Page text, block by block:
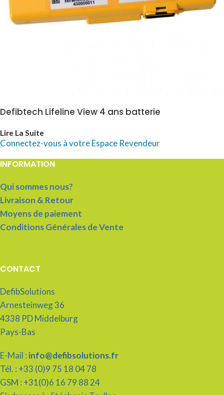
Defibtech Lifeline View 4 ans batterie
Lire La Suite
Connectez-vous à votre Espace Revendeur
INFORMATION
Qui sommes nous?
Livraison & Retour
Moyens de paiement
Conditions Générales de Vente
CONTACT
DefibSolutions
Arnesteinweg 36
4338 PD Middelburg
Pays-Bas
E-Mail : info@defibsolutions.fr
Tél. : +33 (0)9 75 18 04 78
GSM : +31(0)6 16 79 88 24